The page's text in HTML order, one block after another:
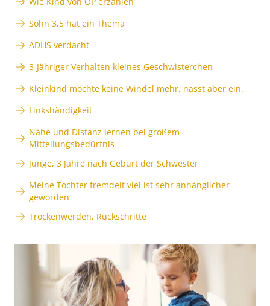
Sohn 3,5 hat ein Thema
ADHS verdacht
3-Jähriger Verhalten kleines Geschwisterchen
Kleinkind möchte keine Windel mehr, nässt aber ein.
Linkshändigkeit
Nähe und Distanz lernen bei großem
Mitteilungsbedürfnis
Junge, 3 Jahre nach Geburt der Schwester
Meine Tochter fremdelt viel ist sehr anhänglicher
geworden
Trockenwerden, Rückschritte